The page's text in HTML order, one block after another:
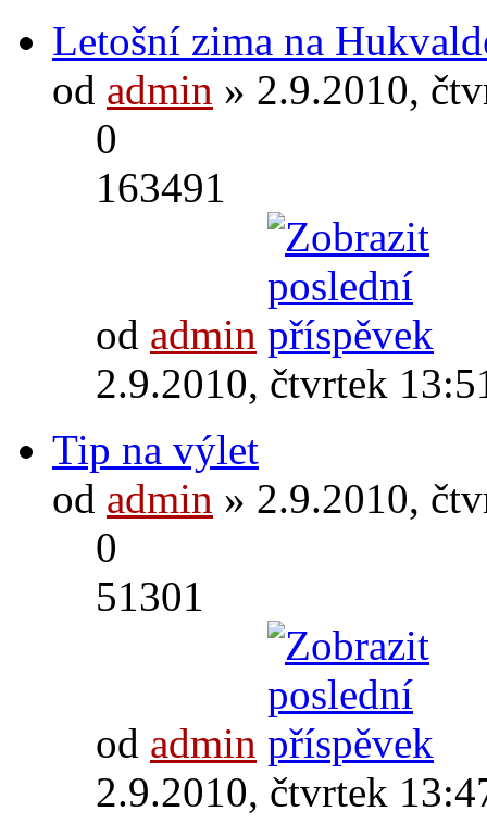
Letošní zima na
od admin » 2.9.2010,
0
163491
od admin
2.9.2010, čtvrtek
Tip na výlet
od admin » 2.9.2010,
0
51301
od admin
2.9.2010, čtvrtek